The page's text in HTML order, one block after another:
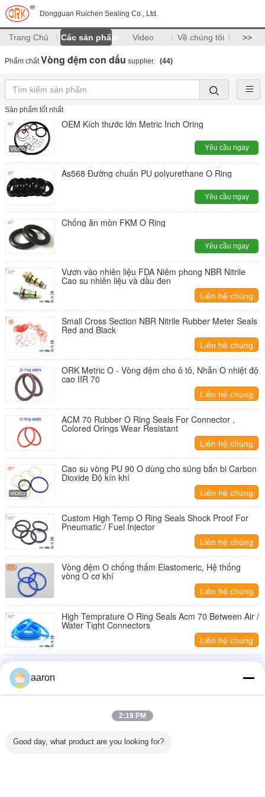
Dongguan Ruichen Sealing Co., Ltd.
Trang Chủ Các sản phẩm Video Về chúng tôi >>
Phẩm chấtVòng đệm con dấu supplier. (44)
Sản phẩm tốt nhất
OEM Kích thước lớn Metric Inch Oring
Yêu cầu ngay
As568 Đường chuẩn PU polyurethane O Ring
Yêu cầu ngay
Chống ăn mòn FKM O Ring
Yêu cầu ngay
Vươn vào nhiên liệu FDA Niêm phong NBR Nitrile
Cao su nhiên liệu và dầu đen
Liên hệ chúng
tôi
Small Cross Section NBR Nitrile Rubber Meter Seals
Red and Black
Liên hệ chúng
tôi
ORK Metric O - Vòng đệm cho ô tô, Nhẫn O nhiệt độ
cao IIR 70
Liên hệ chúng
tôi
ACM 70 Rubber O Ring Seals For Connector ,
Colored Orings Wear Resistant
Liên hệ chúng
tôi
Cao su vòng PU 90 O dùng cho súng bắn bi Carbon
Dioxide Độ kín khí
Liên hệ chúng
tôi
Custom High Temp O Ring Seals Shock Proof For
Pneumatic / Fuel Injector
Liên hệ chúng
tôi
Vòng đệm O chống thấm Elastomeric, Hệ thống
vòng O cơ khí
Liên hệ chúng
tôi
High Temprature O Ring Seals Acm 70 Between Air /
Water Tight Connectors
Liên hệ chúng
tôi
Công nghiệp cao áp PU O Ring Max -50 kéo dài cho
Đầy màu sắc hóa chất tự động O Ring dầu nhiên liệu
kháng chuyên nghiệp Hnbr 70
aaron
2:19 PM
Good day, what product are you looking for?